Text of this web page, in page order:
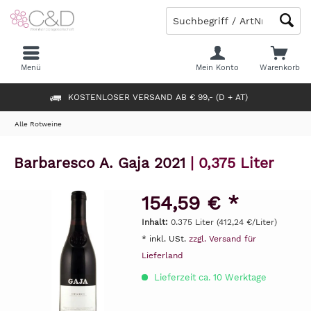
KOSTENLOSER VERSAND AB € 99,- (D + AT)
Warenkorb
Mein Konto
Menü
Alle Rotweine
Barbaresco A. Gaja 2021 | 0,375 Liter
154,59 € *
Inhalt: 0.375 Liter (412,24 €/Liter)
* inkl. USt. zzgl. Versand für
Lieferland
Lieferzeit ca. 10 Werktage